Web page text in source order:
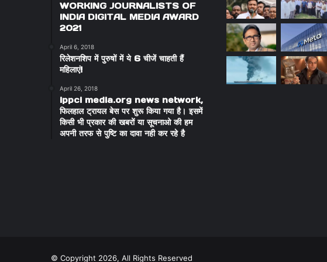
WORKING JOURNALISTS OF
INDIA DIGITAL MEDIA AWARD
2021
April 6, 2018
रिलेशनशिप में पुरुषों में ये 6 चीजें चाहती हैं
महिलाएं!
April 26, 2018
ippci media.org news network,
फिलहाल ट्रायल बेस पर शुरू किया गया है। इसमें
किसी भी प्रकार की खबरों या सूचनाओ की हम
अपनी तरफ से पुष्टि का दावा नही कर रहे है
© Copyright 2026, All Rights Reserved